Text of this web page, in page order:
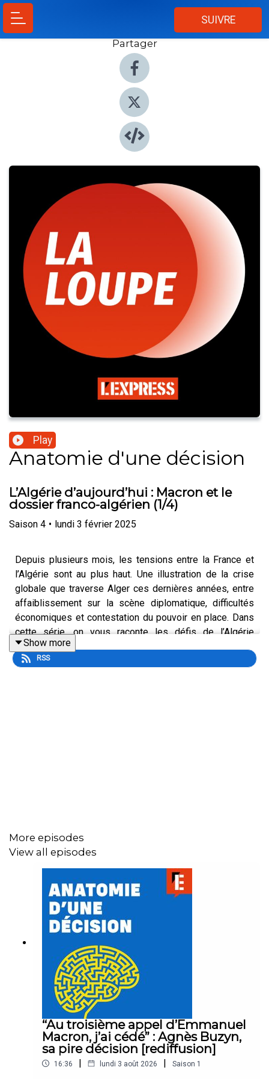
SUIVRE
Partager
Play
Anatomie d'une décision
L’Algérie d’aujourd’hui : Macron et le
dossier franco-algérien (1/4)
Saison 4 • lundi 3 février 2025
Depuis plusieurs mois, les tensions entre la France et
l’Algérie sont au plus haut. Une illustration de la crise
globale que traverse Alger ces dernières années, entre
affaiblissement sur la scène diplomatique, difficultés
économiques et contestation du pouvoir en place. Dans
cette série, on vous raconte les défis de l’Algérie
d’aujourd’hui. Et pour ce premier épisode, Etienne Girard
et Alexandra Saviana, du service Société de L’Express,
Écriture et présentation :Charlotte Baris
Réalisation :Jules Krot
M6, Le Parisien, INA, France 3
Musique et habillage :Emmanuel Herschon / Studio
Torrent
Show more
RSS
More episodes
View all episodes
“Au troisième appel d’Emmanuel
Macron, j’ai cédé” : Agnès Buzyn,
sa pire décision [rediffusion]
16:36 | lundi 3 août 2026 | Saison 1